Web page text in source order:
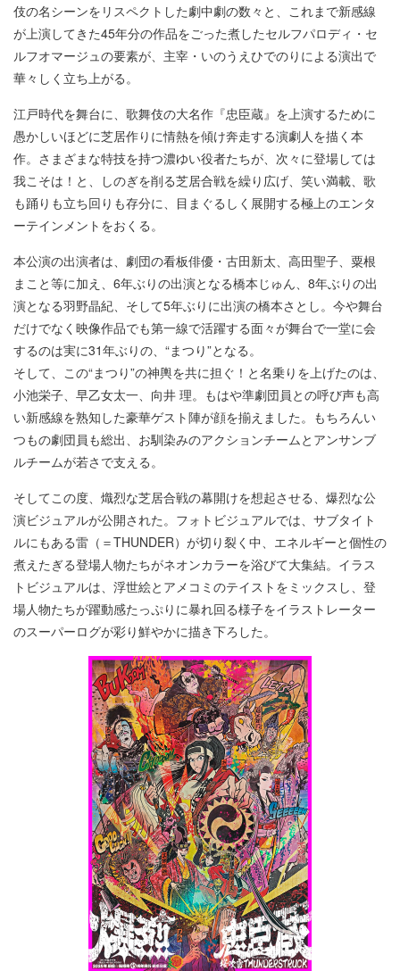
伎の名シーンをリスペクトした劇中劇の数々と、これまで新感線
が上演してきた45年分の作品をごった煮したセルフパロディ・セ
ルフオマージュの要素が、主宰・いのうえひでのりによる演出で
華々しく立ち上がる。
江戸時代を舞台に、歌舞伎の大名作『忠臣蔵』を上演するために
愚かしいほどに芝居作りに情熱を傾け奔走する演劇人を描く本
作。さまざまな特技を持つ濃ゆい役者たちが、次々に登場しては
我こそは！と、しのぎを削る芝居合戦を繰り広げ、笑い満載、歌
も踊りも立ち回りも存分に、目まぐるしく展開する極上のエンタ
ーテインメントをおくる。
本公演の出演者は、劇団の看板俳優・古田新太、高田聖子、粟根
まこと等に加え、6年ぶりの出演となる橋本じゅん、8年ぶりの出
演となる羽野晶紀、そして5年ぶりに出演の橋本さとし。今や舞台
だけでなく映像作品でも第一線で活躍する面々が舞台で一堂に会
するのは実に31年ぶりの、“まつり”となる。
そして、この“まつり”の神輿を共に担ぐ！と名乗りを上げたのは、
小池栄子、早乙女太一、向井 理。もはや準劇団員との呼び声も高
い新感線を熟知した豪華ゲスト陣が顔を揃えました。もちろんい
つもの劇団員も総出、お馴染みのアクションチームとアンサンブ
ルチームが若さで支える。
そしてこの度、熾烈な芝居合戦の幕開けを想起させる、爆烈な公
演ビジュアルが公開された。フォトビジュアルでは、サブタイト
ルにもある雷（＝THUNDER）が切り裂く中、エネルギーと個性の
煮えたぎる登場人物たちがネオンカラーを浴びて大集結。イラス
トビジュアルは、浮世絵とアメコミのテイストをミックスし、登
場人物たちが躍動感たっぷりに暴れ回る様子をイラストレーター
のスーパーログが彩り鮮やかに描き下ろした。